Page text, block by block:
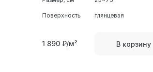
Поверхность глянцевая
1 890 ₽/м² В корзину